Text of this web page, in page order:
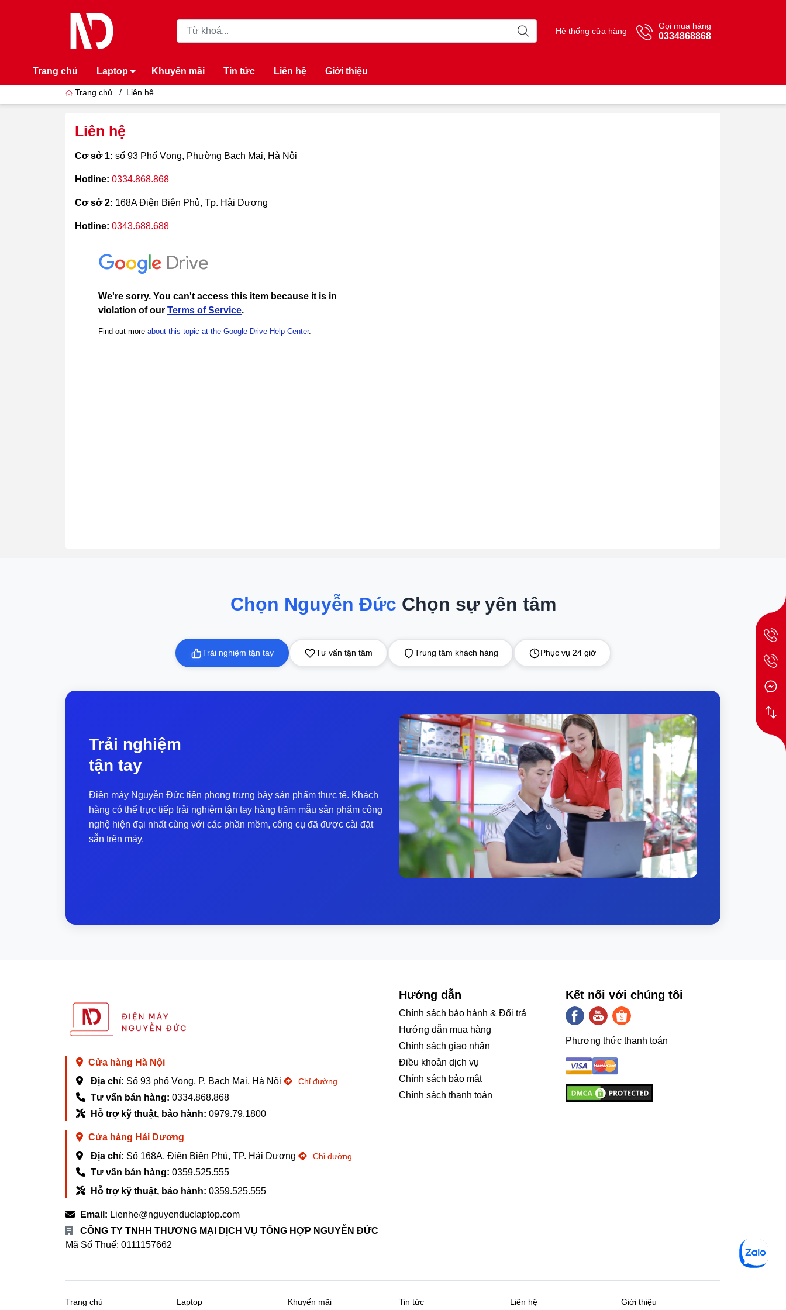
Hệ thống cửa hàng
Gọi mua hàng
0334868868
Trang chủ Laptop Khuyến mãi Tin tức Liên hệ Giới thiệu
Trang chủ / Liên hệ
Liên hệ
Cơ sở 1: số 93 Phố Vọng, Phường Bạch Mai, Hà Nội
Hotline: 0334.868.868
Cơ sở 2: 168A Điện Biên Phủ, Tp. Hải Dương
Hotline: 0343.688.688
Chọn Nguyễn Đức Chọn sự yên tâm
Trải nghiệm tận tay Tư vấn tận tâm Trung tâm khách hàng Phục vụ 24 giờ
Trải nghiệm
tận tay
Điện máy Nguyễn Đức tiên phong trưng bày sản phẩm thực tế. Khách
hàng có thể trực tiếp trải nghiệm tận tay hàng trăm mẫu sản phẩm công
nghệ hiện đại nhất cùng với các phần mềm, công cụ đã được cài đặt
sẵn trên máy.
Cửa hàng Hà Nội
Địa chỉ: Số 93 phố Vọng, P. Bạch Mai, Hà Nội Chỉ đường
Tư vấn bán hàng: 0334.868.868
Hỗ trợ kỹ thuật, bảo hành: 0979.79.1800
Cửa hàng Hải Dương
Địa chỉ: Số 168A, Điện Biên Phủ, TP. Hải Dương Chỉ đường
Tư vấn bán hàng: 0359.525.555
Hỗ trợ kỹ thuật, bảo hành: 0359.525.555
Email: Lienhe@nguyenduclaptop.com
CÔNG TY TNHH THƯƠNG MẠI DỊCH VỤ TỔNG HỢP NGUYỄN ĐỨC
Mã Số Thuế: 0111157662
Hướng dẫn
Chính sách bảo hành & Đổi trả
Hướng dẫn mua hàng
Chính sách giao nhận
Điều khoản dịch vụ
Chính sách bảo mật
Chính sách thanh toán
Kết nối với chúng tôi
Phương thức thanh toán
Trang chủ Laptop Khuyến mãi Tin tức Liên hệ Giới thiệu